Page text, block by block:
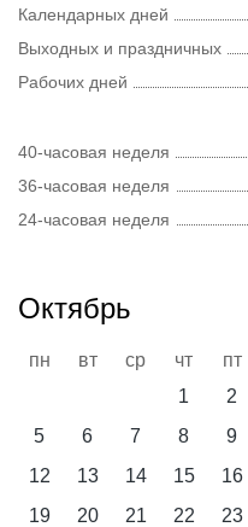
Календарных дней
Выходных и праздничных
Рабочих дней
40-часовая неделя
36-часовая неделя
24-часовая неделя
Октябрь
пн вт ср чт пт
1
2
5
6 7 8 9
12
13 14 15 16
19
20 21 22 23